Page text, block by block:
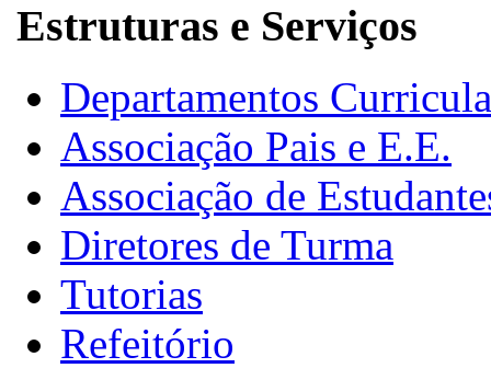
Estruturas e Serviços
Departamentos
Associação Pais e E.E.
Associação de
Diretores de Turma
Tutorias
Refeitório